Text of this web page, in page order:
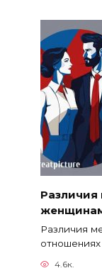
Различия
отношениях
4.6к.